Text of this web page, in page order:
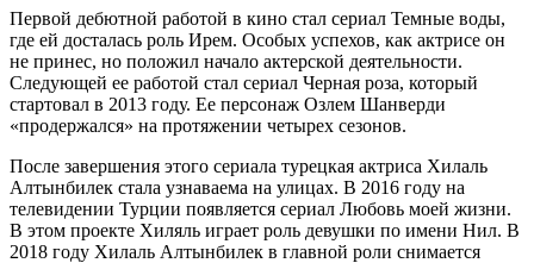
Первой дебютной работой в кино стал сериал Темные воды,
где ей досталась роль Ирем. Особых успехов, как актрисе он
не принес, но положил начало актерской деятельности.
Следующей ее работой стал сериал Черная роза, который
стартовал в 2013 году. Ее персонаж Озлем Шанверди
«продержался» на протяжении четырех сезонов.
После завершения этого сериала турецкая актриса Хилаль
Алтынбилек стала узнаваема на улицах. В 2016 году на
телевидении Турции появляется сериал Любовь моей жизни.
В этом проекте Хиляль играет роль девушки по имени Нил. В
2018 году Хилаль Алтынбилек в главной роли снимается